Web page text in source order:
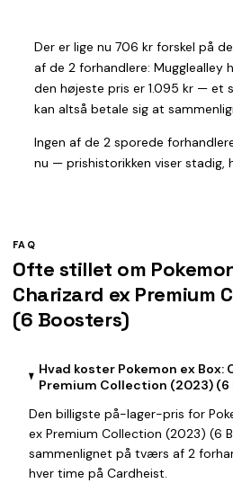
Der er lige nu 706 kr forskel på
af de 2 forhandlere: Mugglealley
den højeste pris er 1.095 kr — et
kan altså betale sig at
Ingen af de 2 sporede
nu — prishistorikken viser stadig,
FAQ
Ofte stillet om
Charizard ex Premium
(6 Boosters)
Hvad koster Pokemon ex Box:
Premium Collection (2023) (6
Den billigste på-lager-pris for
ex Premium Collection (2023) (6
sammenlignet på tværs af 2
hver time på Cardheist.